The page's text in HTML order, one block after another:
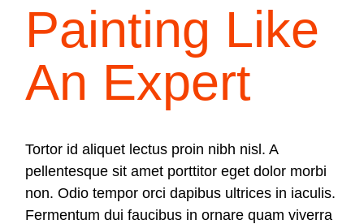
Painting Like
An Expert
Tortor id aliquet lectus proin nibh nisl. A
pellentesque sit amet porttitor eget dolor morbi
non. Odio tempor orci dapibus ultrices in iaculis.
Fermentum dui faucibus in ornare quam viverra